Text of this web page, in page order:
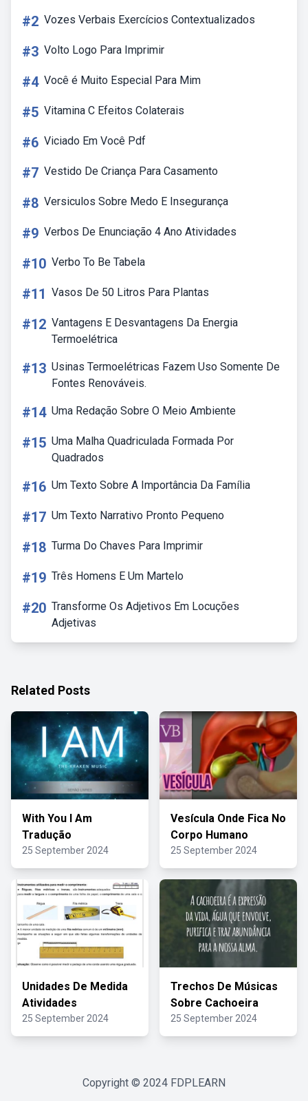
#2 Vozes Verbais Exercícios Contextualizados
#3 Volto Logo Para Imprimir
#4 Você é Muito Especial Para Mim
#5 Vitamina C Efeitos Colaterais
#6 Viciado Em Você Pdf
#7 Vestido De Criança Para Casamento
#8 Versiculos Sobre Medo E Insegurança
#9 Verbos De Enunciação 4 Ano Atividades
#10 Verbo To Be Tabela
#11 Vasos De 50 Litros Para Plantas
#12 Vantagens E Desvantagens Da Energia
Termoelétrica
#13 Usinas Termoelétricas Fazem Uso Somente De
Fontes Renováveis.
#14 Uma Redação Sobre O Meio Ambiente
#15 Uma Malha Quadriculada Formada Por
Quadrados
#16 Um Texto Sobre A Importância Da Família
#17 Um Texto Narrativo Pronto Pequeno
#18 Turma Do Chaves Para Imprimir
#19 Três Homens E Um Martelo
#20 Transforme Os Adjetivos Em Locuções
Adjetivas
Related Posts
With You I Am
Tradução
25 September 2024
Vesícula Onde Fica No
Corpo Humano
25 September 2024
Unidades De Medida
Atividades
25 September 2024
Trechos De Músicas
Sobre Cachoeira
25 September 2024
Copyright © 2024 FDPLEARN